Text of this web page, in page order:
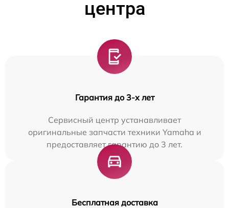
центра
Гарантия до 3-х лет
Сервисный центр устанавливает
оригинальные запчасти техники Yamaha и
предоставляет гарантию до 3 лет.
Бесплатная доставка